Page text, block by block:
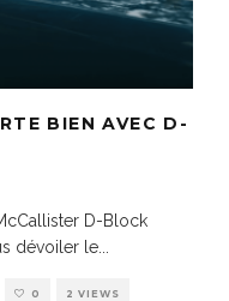
BIEN AVEC D-
D-Block
dévoiler le
0 2 VIEWS